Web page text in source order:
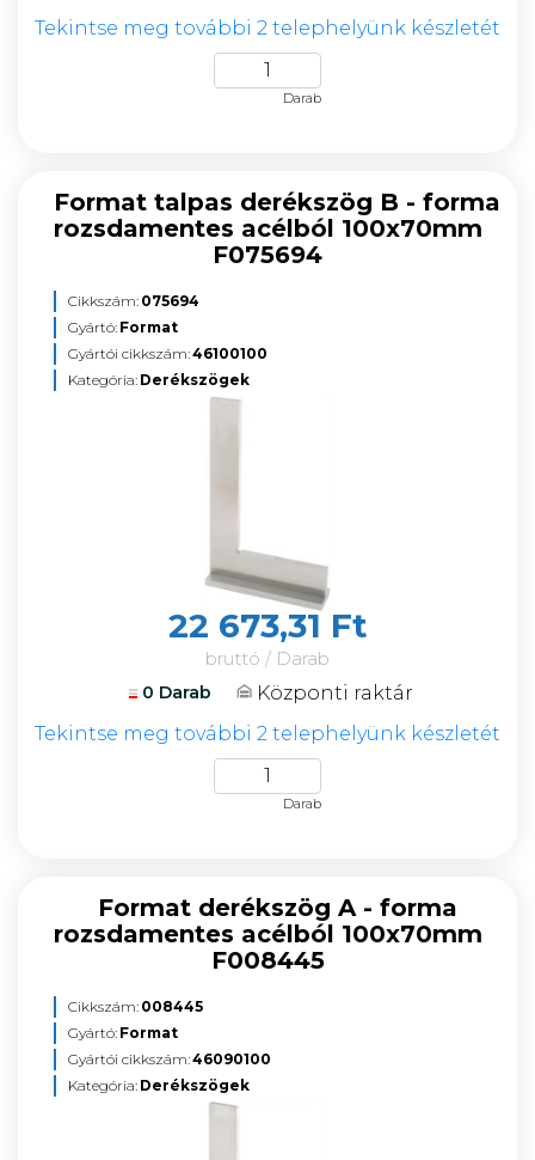
Tekintse meg további 2 telephelyünk készletét
Darab
Format talpas derékszög B - forma
rozsdamentes acélból 100x70mm
F075694
Cikkszám: 075694
Gyártó: Format
Gyártói cikkszám:46100100
Kategória: Derékszögek
22 673,31 Ft
bruttó / Darab
0 Darab
Központi raktár
Tekintse meg további 2 telephelyünk készletét
Darab
Format derékszög A - forma
rozsdamentes acélból 100x70mm
F008445
Cikkszám: 008445
Gyártó: Format
Gyártói cikkszám:46090100
Kategória: Derékszögek